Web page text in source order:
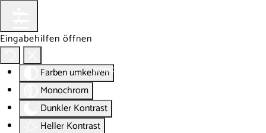
Eingabehilfen öffnen
Farben umkehren
Monochrom
Dunkler Kontrast
Heller Kontrast